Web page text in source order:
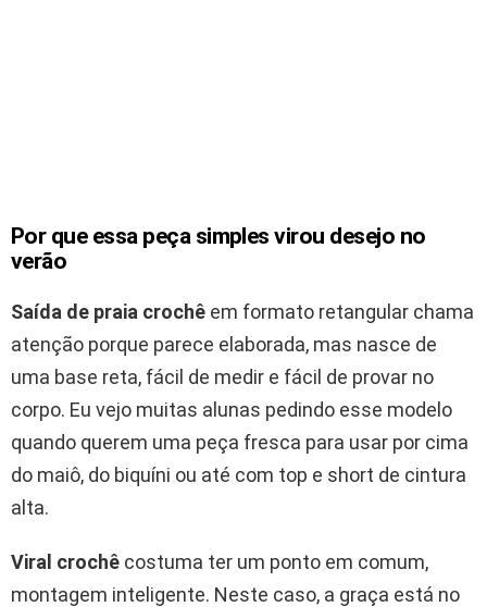
Por que essa peça simples virou desejo no
verão
Saída de praia crochê em formato retangular chama
atenção porque parece elaborada, mas nasce de
uma base reta, fácil de medir e fácil de provar no
corpo. Eu vejo muitas alunas pedindo esse modelo
quando querem uma peça fresca para usar por cima
do maiô, do biquíni ou até com top e short de cintura
alta.
Viral crochê costuma ter um ponto em comum,
montagem inteligente. Neste caso, a graça está no